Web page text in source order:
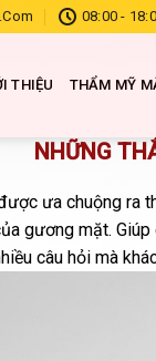
08:00 -
THIỆU THẨM MỸ
NHỮNG
ưa chuộng
gương mặt.
câu hỏi mà